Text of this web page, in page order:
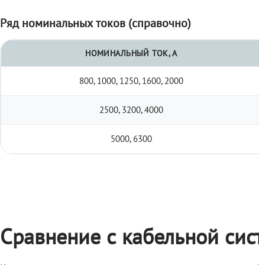
Ряд номинальных токов (справочно)
НОМИНАЛЬНЫЙ ТОК, А
800, 1000, 1250, 1600, 2000
2500, 3200, 4000
5000, 6300
Сравнение с кабельной